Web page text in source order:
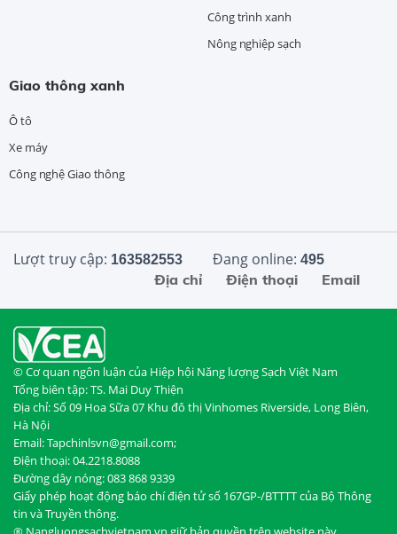
Công trình xanh
Nông nghiệp sạch
Giao thông xanh
Ô tô
Xe máy
Công nghệ Giao thông
Lượt truy cập: 163582553 Đang online: 495
Email
Điện thoại
Địa chỉ
© Cơ quan ngôn luận của Hiệp hội Năng lượng Sạch Việt Nam
Tổng biên tập: TS. Mai Duy Thiện
Địa chỉ: Số 09 Hoa Sữa 07 Khu đô thị Vinhomes Riverside, Long Biên,
Hà Nội
Email: Tapchinlsvn@gmail.com;
Điện thoại: 04.2218.8088
Đường dây nóng: 083 868 9339
Giấy phép hoạt động báo chí điện tử số 167GP-/BTTTT của Bộ Thông
tin và Truyền thông.